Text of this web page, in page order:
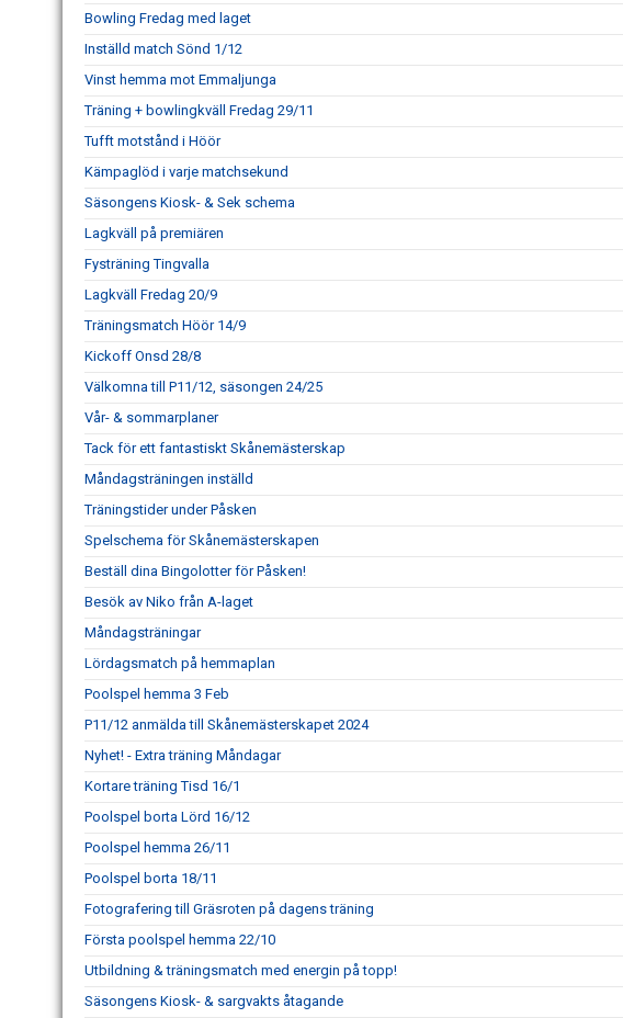
Bowling Fredag med laget
Inställd match Sönd 1/12
Vinst hemma mot Emmaljunga
Träning + bowlingkväll Fredag 29/11
Tufft motstånd i Höör
Kämpaglöd i varje matchsekund
Säsongens Kiosk- & Sek schema
Lagkväll på premiären
Fysträning Tingvalla
Lagkväll Fredag 20/9
Träningsmatch Höör 14/9
Kickoff Onsd 28/8
Välkomna till P11/12, säsongen 24/25
Vår- & sommarplaner
Tack för ett fantastiskt Skånemästerskap
Måndagsträningen inställd
Träningstider under Påsken
Spelschema för Skånemästerskapen
Beställ dina Bingolotter för Påsken!
Besök av Niko från A-laget
Måndagsträningar
Lördagsmatch på hemmaplan
Poolspel hemma 3 Feb
P11/12 anmälda till Skånemästerskapet 2024
Nyhet! - Extra träning Måndagar
Kortare träning Tisd 16/1
Poolspel borta Lörd 16/12
Poolspel hemma 26/11
Poolspel borta 18/11
Fotografering till Gräsroten på dagens träning
Första poolspel hemma 22/10
Utbildning & träningsmatch med energin på topp!
Säsongens Kiosk- & sargvakts åtagande